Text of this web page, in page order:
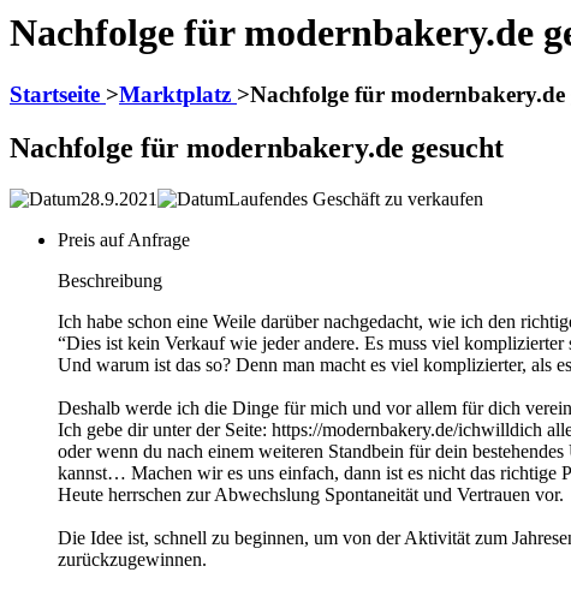
Nachfolge für modernbakery.de
Startseite >Marktplatz >Nachfolge für modernbakery.de
Nachfolge für modernbakery.de gesucht
28.9.2021
Laufendes Geschäft zu verkaufen
Preis auf Anfrage
Beschreibung
Ich habe schon eine Weile darüber nachgedacht, wie ich den
“Dies ist kein Verkauf wie jeder andere. Es muss viel
Und warum ist das so? Denn man macht es viel komplizierter, als
Deshalb werde ich die Dinge für mich und vor allem für dich
Ich gebe dir unter der Seite: https://modernbakery.de/ichwilldich
oder wenn du nach einem weiteren Standbein für dein
kannst… Machen wir es uns einfach, dann ist es nicht das
Heute herrschen zur Abwechslung Spontaneität und Vertrauen vor.
Die Idee ist, schnell zu beginnen, um von der Aktivität zum
zurückzugewinnen.